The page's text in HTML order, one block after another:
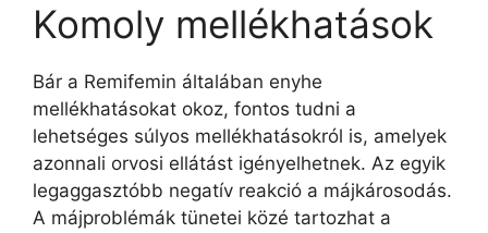
Komoly mellékhatások
Bár a Remifemin általában enyhe
mellékhatásokat okoz, fontos tudni a
lehetséges súlyos mellékhatásokról is, amelyek
azonnali orvosi ellátást igényelhetnek. Az egyik
legaggasztóbb negatív reakció a májkárosodás.
A májproblémák tünetei közé tartozhat a